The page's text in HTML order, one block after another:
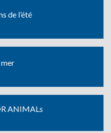
de l’été
mer
ANIMALs